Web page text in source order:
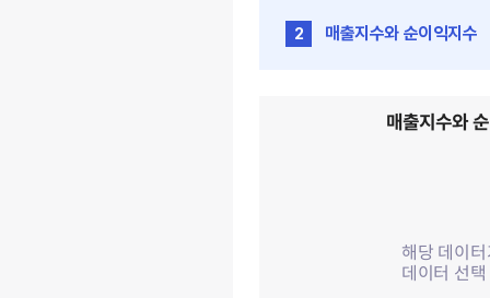
2 매출지수와 순이익지수
Line chart with 2 lines.
해당 데이
데이터 선
매출지수와